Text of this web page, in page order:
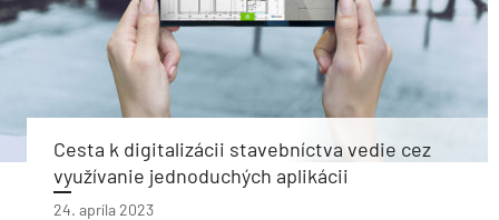
Cesta k digitalizácii stavebníctva vedie cez
využívanie jednoduchých aplikácii
24. apríla 2023